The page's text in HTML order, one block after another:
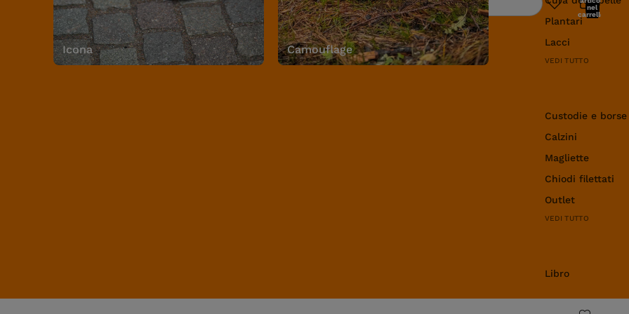
Icona Camouflage
Plantari
Lacci
VEDI TUTTO
Custodie e
Calzini
Magliette
Chiodi filettati
Outlet
VEDI TUTTO
Libro
Ricerca
nel
carrello: